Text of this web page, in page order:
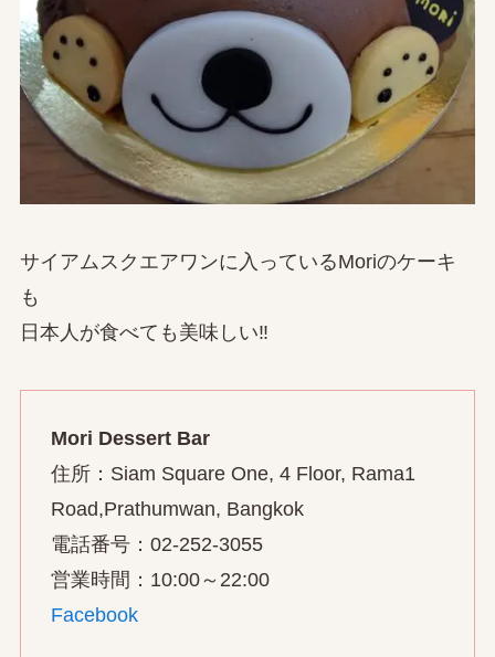
サイアムスクエアワンに入っているMoriのケーキ
も
日本人が食べても美味しい‼
Mori Dessert Bar
住所：Siam Square One, 4 Floor, Rama1
Road,Prathumwan, Bangkok
電話番号：02-252-3055
営業時間：10:00～22:00
Facebook